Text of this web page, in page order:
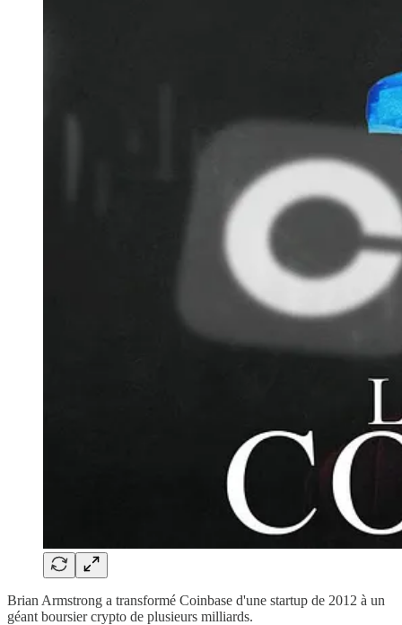
Brian Armstrong a transformé Coinbase d'une startup de 2012 à un
géant boursier crypto de plusieurs milliards.